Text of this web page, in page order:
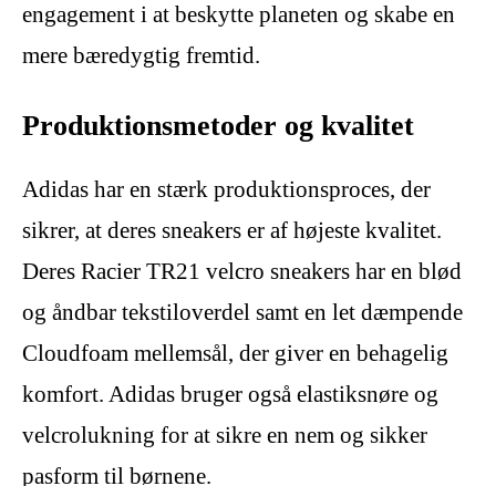
engagement i at beskytte planeten og skabe en
mere bæredygtig fremtid.
Produktionsmetoder og kvalitet
Adidas har en stærk produktionsproces, der
sikrer, at deres sneakers er af højeste kvalitet.
Deres Racier TR21 velcro sneakers har en blød
og åndbar tekstiloverdel samt en let dæmpende
Cloudfoam mellemsål, der giver en behagelig
komfort. Adidas bruger også elastiksnøre og
velcrolukning for at sikre en nem og sikker
pasform til børnene.